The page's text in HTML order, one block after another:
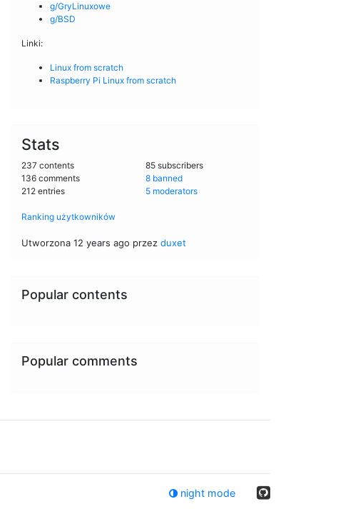
g/GryLinuxowe
g/BSD
Linki:
Linux from scratch
Raspberry Pi Linux from scratch
Stats
237 contents
136 comments
212 entries
85 subscribers
8 banned
5 moderators
Ranking użytkowników
Utworzona 12 years ago przez duxet
Popular contents
Popular comments
night mode